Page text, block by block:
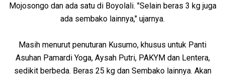
Mojosongo dan ada satu di Boyolali. "Selain beras 3 kg juga
ada sembako lainnya," ujarnya.
Masih menurut penuturan Kusumo, khusus untuk Panti
Asuhan Pamardi Yoga, Aysah Putri, PAKYM dan Lentera,
sedikit berbeda. Beras 25 kg dan Sembako lainnya. Akan